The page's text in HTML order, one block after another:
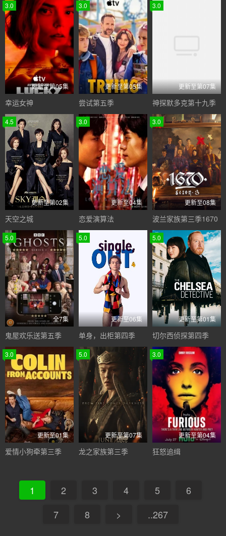
3.0
更新至第05集
幸运女神
3.0
更新至第05集
尝试第五季
3.0
更新至第07集
神探默多克第十九季
4.5
更新至第02集
天空之城
3.0
更新至04集
恋爱演算法
3.0
更新至08集
波兰家族第三季1670
5.0
全7集
鬼屋欢乐送第五季
5.0
更新至06集
单身，出柜第四季
5.0
更新至第01集
切尔西侦探第四季
3.0
更新至01集
爱情小狗牵第三季
5.0
更新至第07集
龙之家族第三季
3.0
更新至第04集
狂怒追缉
1 2 3 4 5
6
7
8 > ..267